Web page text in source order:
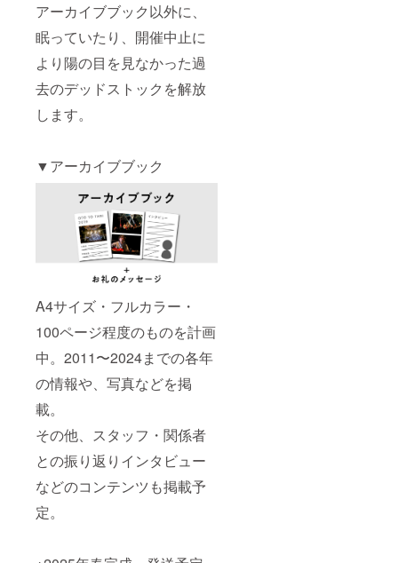
アーカイブブック以外に、
眠っていたり、開催中止に
より陽の目を見なかった過
去のデッドストックを解放
します。
▼アーカイブブック
A4サイズ・フルカラー・
100ページ程度のものを計画
中。2011〜2024までの各年
の情報や、写真などを掲
載。
その他、スタッフ・関係者
との振り返りインタビュー
などのコンテンツも掲載予
定。